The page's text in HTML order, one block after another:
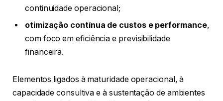
continuidade operacional;
otimização contínua de custos e performance,
com foco em eficiência e previsibilidade
financeira.
Elementos ligados à maturidade operacional, à
capacidade consultiva e à sustentação de ambientes